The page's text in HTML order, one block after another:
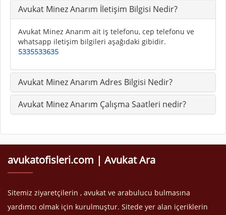
Avukat Minez Anarım İletişim Bilgisi Nedir?
Avukat Minez Anarım ait iş telefonu, cep telefonu ve
whatsapp iletişim bilgileri aşağıdaki gibidir.
5335533635
Avukat Minez Anarım Adres Bilgisi Nedir?
Avukat Minez Anarım Çalışma Saatleri nedir?
avukatofisleri.com | Avukat Ara
Sitemiz ziyaretçilerin , avukat ve arabulucu bulmasına
yardımcı olmak için kurulmuştur. Sitede yer alan içeriklerin